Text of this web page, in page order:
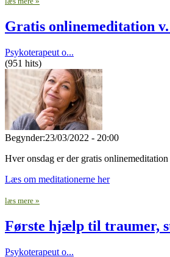
Gratis onlinemeditation
Psykoterapeut o...
(951 hits)
Begynder:23/03/2022 - 20:00
Hver onsdag er der gratis
Læs om meditationerne her
læs mere »
Første hjælp til traumer,
Psykoterapeut o...